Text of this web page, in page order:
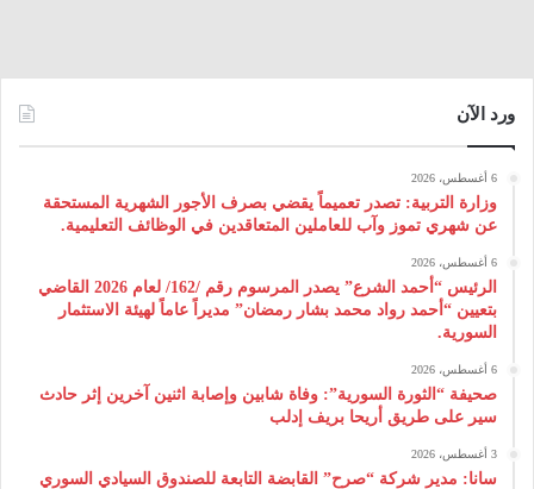
ورد الآن
6 أغسطس، 2026
وزارة التربية: تصدر تعميماً يقضي بصرف الأجور الشهرية المستحقة
عن شهري تموز وآب للعاملين المتعاقدين في الوظائف التعليمية.
6 أغسطس، 2026
الرئيس “أحمد الشرع” يصدر المرسوم رقم /162/ لعام 2026 ‌القاضي
بتعيين “أحمد رواد محمد بشار رمضان” مديراً عاماً لهيئة ‌الاستثمار
السورية.
6 أغسطس، 2026
صحيفة “الثورة السورية”: وفاة شابين وإصابة اثنين آخرين إثر حادث
سير على طريق أريحا بريف إدلب
3 أغسطس، 2026
سانا: مدير شركة “صرح” القابضة التابعة للصندوق السيادي السوري